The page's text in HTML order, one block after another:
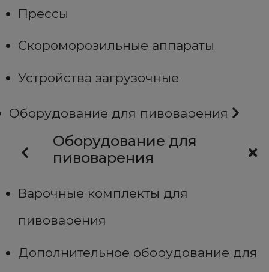
Прессы
Скороморозильные аппараты
Устройства загрузочные
Оборудование для пивоварения
Оборудование для
пивоварения
Варочные комплекты для
пивоварения
Дополнительное оборудование для